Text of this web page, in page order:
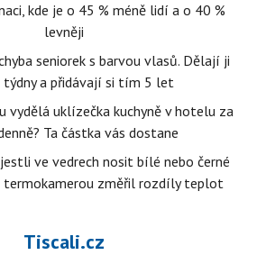
kde je o 45 % méně lidí a o 40 %
levněji
seniorek s barvou vlasů. Dělají ji
týdny a přidávají si tím 5 let
vydělá uklízečka kuchyně v hotelu za
Ta částka vás dostane
ve vedrech nosit bílé nebo černé
termokamerou změřil rozdíly teplot
Tiscali.cz